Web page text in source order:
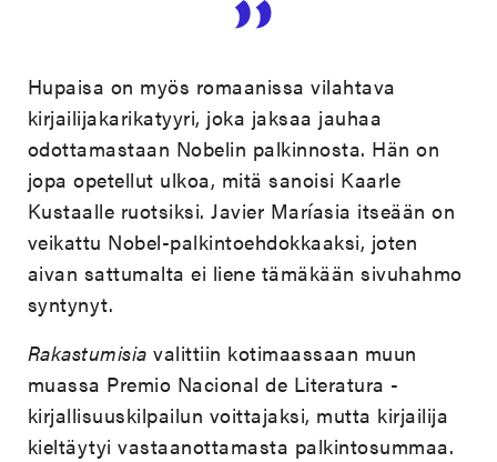
Hupaisa on myös romaanissa vilahtava
kirjailijakarikatyyri, joka jaksaa jauhaa
odottamastaan Nobelin palkinnosta. Hän on
jopa opetellut ulkoa, mitä sanoisi Kaarle
Kustaalle ruotsiksi. Javier Maríasia itseään on
veikattu Nobel-palkintoehdokkaaksi, joten
aivan sattumalta ei liene tämäkään sivuhahmo
syntynyt.
Rakastumisia valittiin kotimaassaan muun
muassa Premio Nacional de Literatura -
kirjallisuuskilpailun voittajaksi, mutta kirjailija
kieltäytyi vastaanottamasta palkintosummaa.